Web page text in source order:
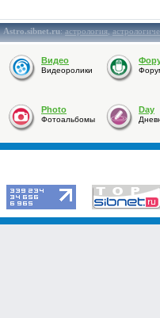
Astro.sibnet.ru:астрология,
Видео
Видеоролики
Photo
Фотоальбомы
Day